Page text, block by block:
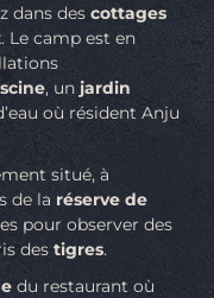
dans des cottages
Le camp est en
, un jardin
où résident Anju
situé, à
de la réserve de
pour observer des
des tigres.
du restaurant où